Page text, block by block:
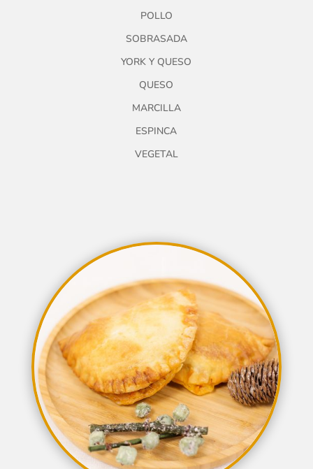
POLLO
SOBRASADA
YORK Y QUESO
QUESO
MARCILLA
ESPINCA
VEGETAL